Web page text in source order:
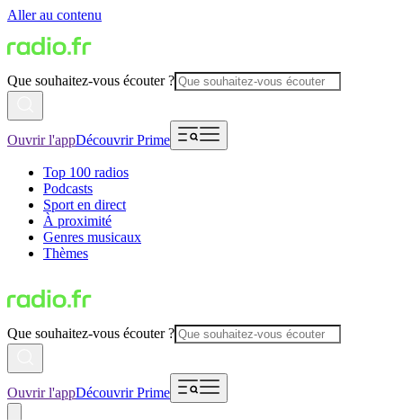
Aller au contenu
Que souhaitez-vous écouter ?
Ouvrir l'appDécouvrir Prime
Top 100 radios
Podcasts
Sport en direct
À proximité
Genres musicaux
Thèmes
Que souhaitez-vous écouter ?
Ouvrir l'appDécouvrir Prime